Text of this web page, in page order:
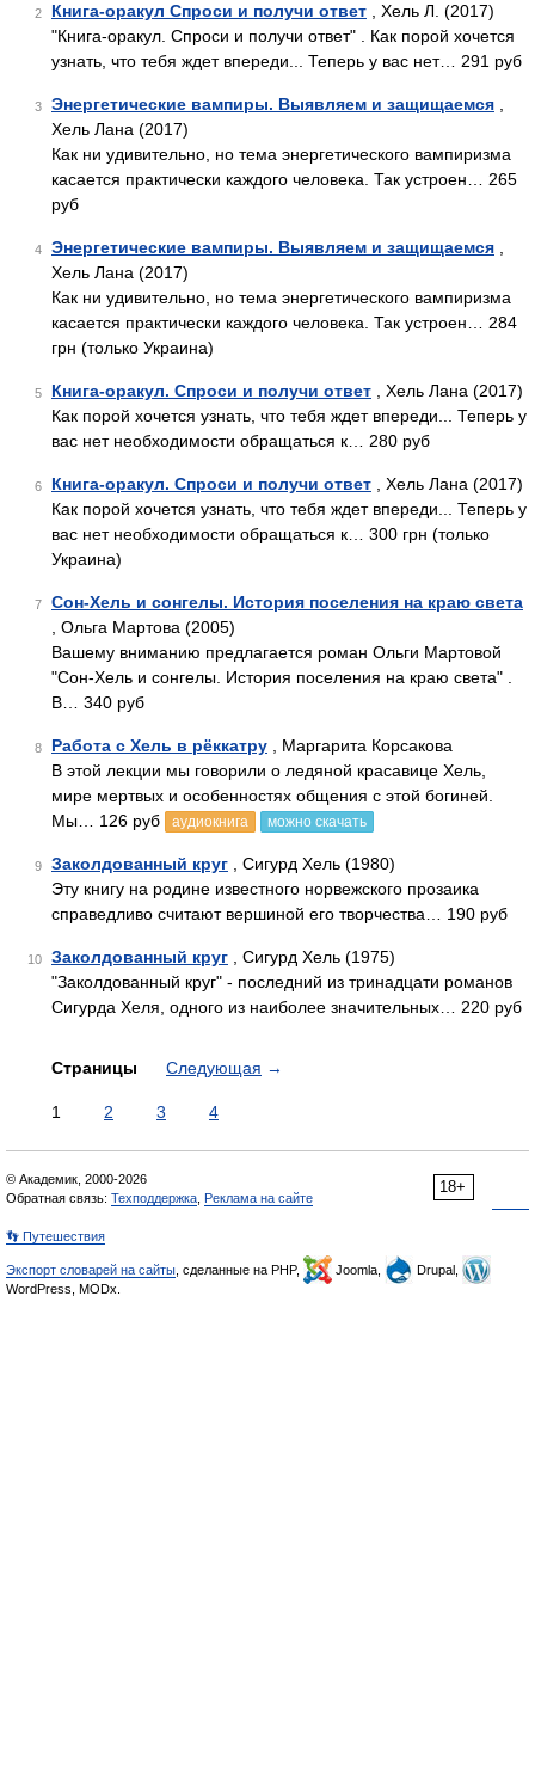
2 Книга-оракул Спроси и получи ответ , Хель Л. (2017)
"Книга-оракул. Спроси и получи ответ" . Как порой хочется
узнать, что тебя ждет впереди... Теперь у вас нет… 291 руб
3 Энергетические вампиры. Выявляем и защищаемся
Хель Лана (2017)
Как ни удивительно, но тема энергетического вампиризма
касается практически каждого человека. Так устроен… 265
руб
4 Энергетические вампиры. Выявляем и защищаемся
Хель Лана (2017)
Как ни удивительно, но тема энергетического вампиризма
касается практически каждого человека. Так устроен… 284
грн (только Украина)
5 Книга-оракул. Спроси и получи ответ , Хель Лана (2017)
Как порой хочется узнать, что тебя ждет впереди... Теперь у
вас нет необходимости обращаться к… 280 руб
6 Книга-оракул. Спроси и получи ответ , Хель Лана (2017)
Как порой хочется узнать, что тебя ждет впереди... Теперь у
вас нет необходимости обращаться к… 300 грн (только
Украина)
7
Сон-Хель и сонгелы. История поселения на краю света
, Ольга Мартова (2005)
Вашему вниманию предлагается роман Ольги Мартовой
"Сон-Хель и сонгелы. История поселения на краю света" .
В… 340 руб
8 Работа с Хель в рёккатру , Маргарита Корсакова
В этой лекции мы говорили о ледяной красавице Хель,
мире мертвых и особенностях общения с этой богиней.
Мы… 126 руб
аудиокнига можно скачать
9 Заколдованный круг , Сигурд Хель (1980)
Эту книгу на родине известного норвежского прозаика
справедливо считают вершиной его творчества… 190 руб
10 Заколдованный круг , Сигурд Хель (1975)
"Заколдованный круг" - последний из тринадцати романов
Сигурда Хеля, одного из наиболее значительных… 220 руб
Страницы Следующая →
1 2 3 4
18+
© Академик, 2000-2026
Обратная связь: Техподдержка Реклама на сайте
👣 Путешествия
Экспорт словарей на сайты , сделанные на PHP, Joomla,
Drupal,
WordPress, MODx.